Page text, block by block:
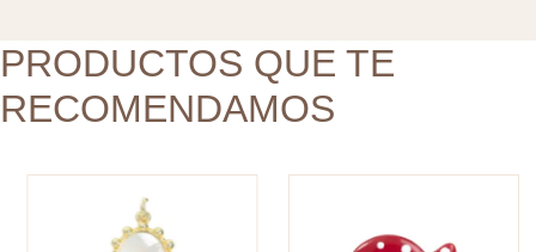
22x15mm
x
und
und
PRODUCTOS QUE TE
RECOMENDAMOS